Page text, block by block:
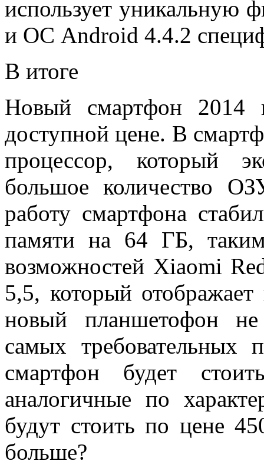
использует уникальную
и ОС Android 4.4.2
В итоге
Новый смартфон 2014
доступной цене. В
процессор, который
большое количество
работу смартфона
памяти на 64 ГБ,
возможностей Xiaomi
5,5, который
новый планшетофон
самых
смартфон будет
аналогичные по
будут стоить по цене
больше?